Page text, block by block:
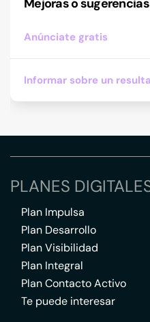
Mejoras o
Anúnciate gratis
Informar sobre un
PLANES
Plan Impulsa
Plan Desarrollo
Plan Visibilidad
Plan Integral
Plan Contacto Activo
Te puede interesar